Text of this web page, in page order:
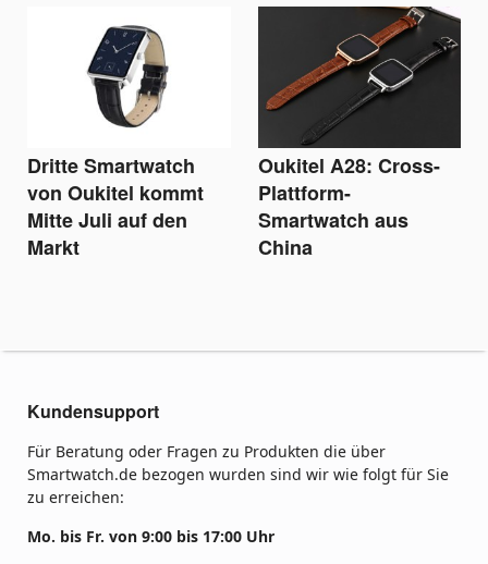
Dritte Smartwatch
von Oukitel kommt
Mitte Juli auf den
Markt
Oukitel A28: Cross-
Plattform-
Smartwatch aus
China
Kundensupport
Für Beratung oder Fragen zu Produkten die über
Smartwatch.de bezogen wurden sind wir wie folgt für Sie
zu erreichen:
Mo. bis Fr. von 9:00 bis 17:00 Uhr